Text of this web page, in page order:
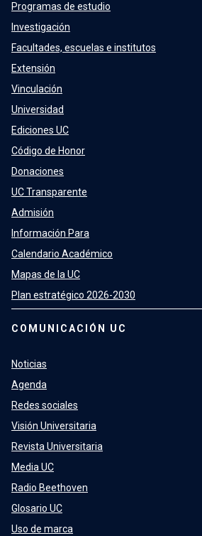
Programas de estudio
Investigación
Facultades, escuelas e institutos
Extensión
Vinculación
Universidad
Ediciones UC
Código de Honor
Donaciones
UC Transparente
Admisión
Información Para
Calendario Académico
Mapas de la UC
Plan estratégico 2026-2030
COMUNICACIÓN UC
Noticias
Agenda
Redes sociales
Visión Universitaria
Revista Universitaria
Media UC
Radio Beethoven
Glosario UC
Uso de marca